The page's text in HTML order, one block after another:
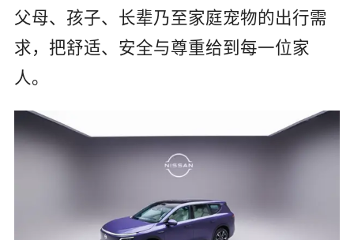
父母、孩子、长辈乃至家庭宠物的出行需
求，把舒适、安全与尊重给到每一位家
人。